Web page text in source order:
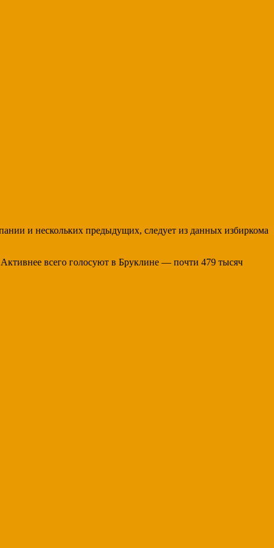
и нескольких предыдущих, следует из данных избиркома
всего голосуют в Бруклине — почти 479 тысяч